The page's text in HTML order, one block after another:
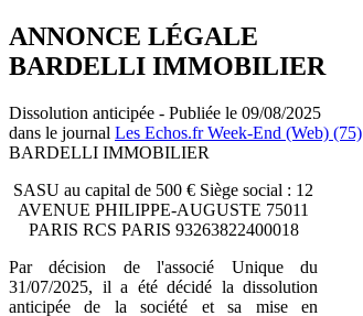
ANNONCE LÉGALE
BARDELLI IMMOBILIER
Dissolution anticipée - Publiée le 09/08/2025
dans le journal Les Echos.fr Week-End (Web) (75)
BARDELLI IMMOBILIER
SASU au capital de 500 € Siège social : 12
AVENUE PHILIPPE-AUGUSTE 75011
PARIS RCS PARIS 93263822400018
Par décision de l'associé Unique du
31/07/2025, il a été décidé la dissolution
anticipée de la société et sa mise en